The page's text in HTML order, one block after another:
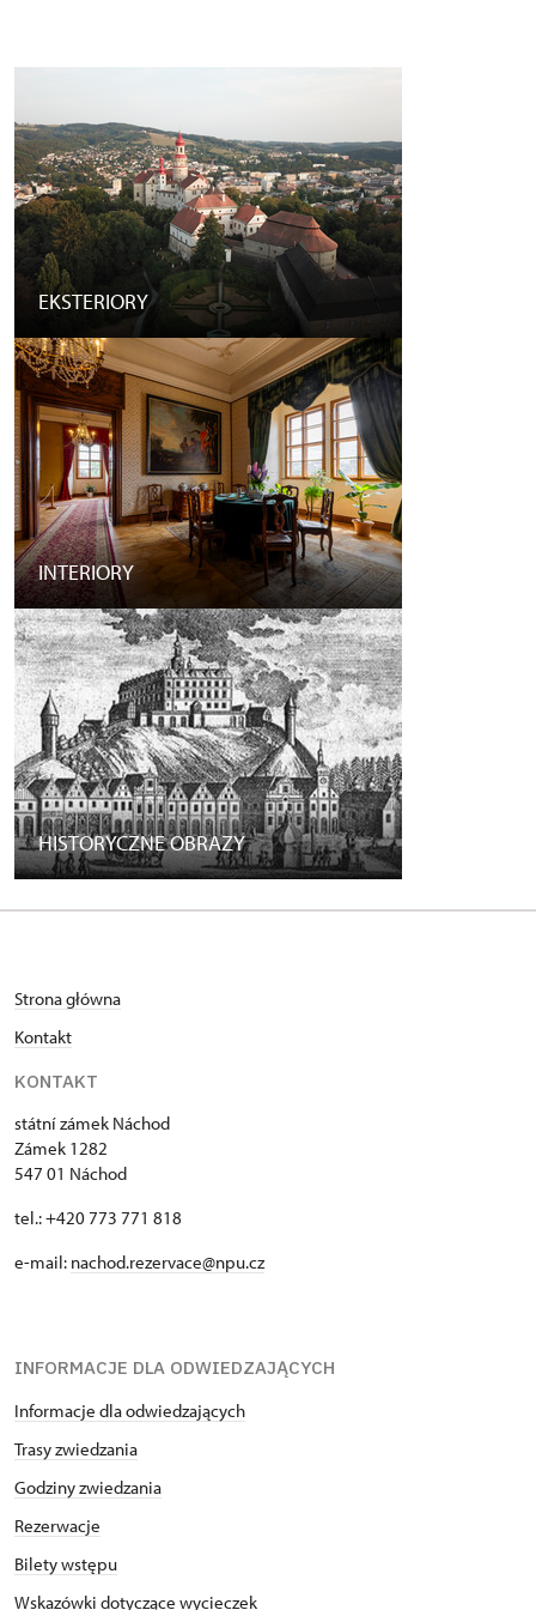
EKSTERIORY
INTERIORY
HISTORYCZNE OBRAZY
Strona główna
Kontakt
KONTAKT
státní zámek Náchod
Zámek 1282
547 01 Náchod
tel.: +420 773 771 818
e-mail: nachod.rezervace@npu.cz
INFORMACJE DLA ODWIEDZAJĄCYCH
Informacje dla odwiedzających
Trasy zwiedzania
Godziny zwiedzania
Rezerwacje
Bilety wstępu
Wskazówki dotyczące wycieczek